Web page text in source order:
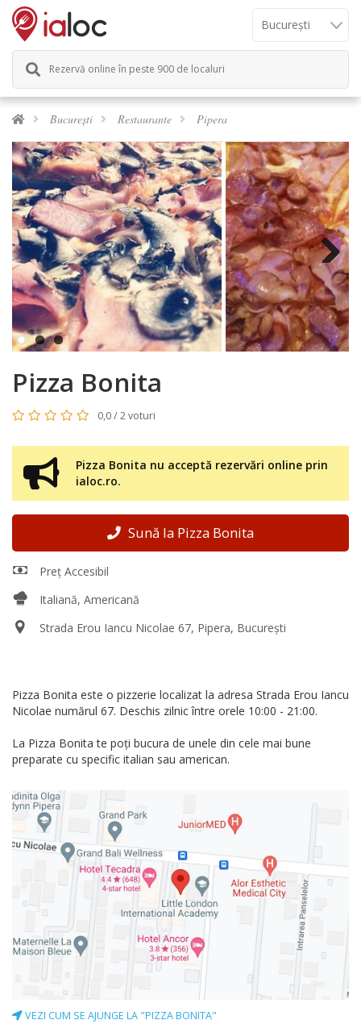
Rezervă online în peste 900 de localuri
București Restaurante Pipera
Next
Pizza Bonita
0,0 / 2 voturi
Pizza Bonita nu acceptă rezervări online prin
ialoc.ro.
Sună la Pizza Bonita
Preț Accesibil
Italiană, Americană
Strada Erou Iancu Nicolae 67, Pipera, București
Pizza Bonita este o pizzerie localizat la adresa Strada Erou Iancu
Nicolae numărul 67. Deschis zilnic între orele 10:00 - 21:00.
La Pizza Bonita te poți bucura de unele din cele mai bune
preparate cu specific italian sau american.
VEZI CUM SE AJUNGE LA "PIZZA BONITA"